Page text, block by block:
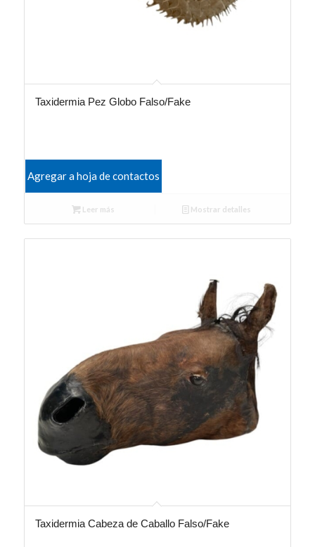
Taxidermia Pez Globo Falso/Fake
Agregar a hoja de contactos
Leer más Mostrar detalles
Taxidermia Cabeza de Caballo Falso/Fake